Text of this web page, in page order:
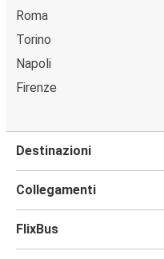
Roma
Torino
Napoli
Firenze
Destinazioni
Collegamenti
FlixBus